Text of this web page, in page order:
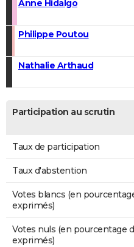
Anne Hidalgo
Philippe Poutou
Nathalie Arthaud
Participation au scrutin
Taux de participation
Taux d'abstention
Votes blancs (en
exprimés)
Votes nuls (en pourcentage
exprimés)